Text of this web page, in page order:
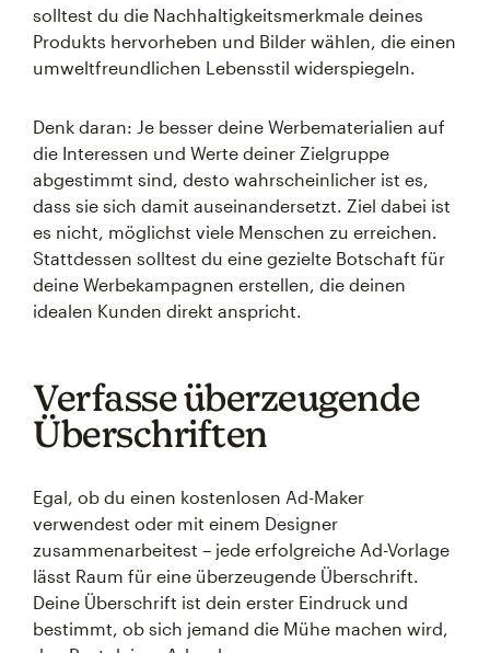
solltest du die Nachhaltigkeitsmerkmale deines
Produkts hervorheben und Bilder wählen, die einen
umweltfreundlichen Lebensstil widerspiegeln.
Denk daran: Je besser deine Werbematerialien auf
die Interessen und Werte deiner Zielgruppe
abgestimmt sind, desto wahrscheinlicher ist es,
dass sie sich damit auseinandersetzt. Ziel dabei ist
es nicht, möglichst viele Menschen zu erreichen.
Stattdessen solltest du eine gezielte Botschaft für
deine Werbekampagnen erstellen, die deinen
idealen Kunden direkt anspricht.
Verfasse überzeugende
Überschriften
Egal, ob du einen kostenlosen Ad-Maker
verwendest oder mit einem Designer
zusammenarbeitest – jede erfolgreiche Ad-Vorlage
lässt Raum für eine überzeugende Überschrift.
Deine Überschrift ist dein erster Eindruck und
bestimmt, ob sich jemand die Mühe machen wird,